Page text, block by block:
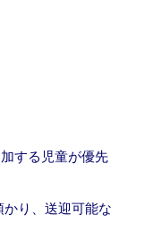
する児童が優先
り、送迎可能な